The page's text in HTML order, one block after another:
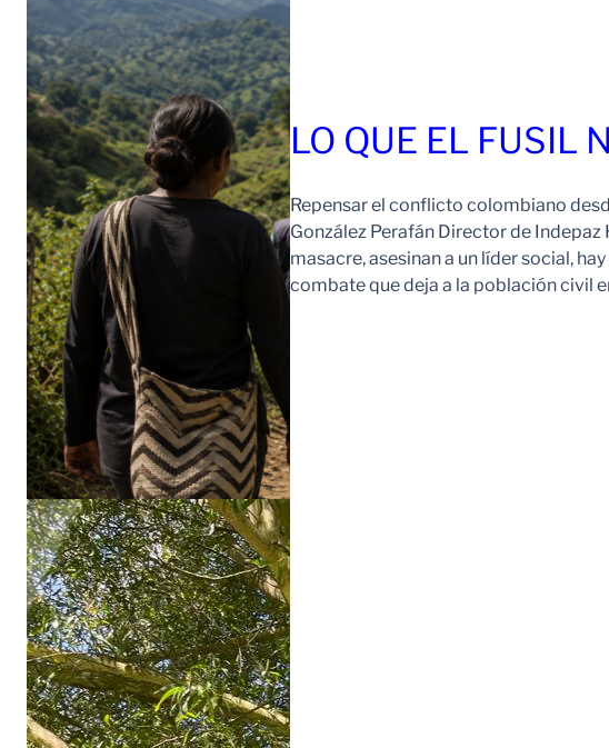
LO QUE EL FUSIL
Repensar el conflicto colombiano
González Perafán Director de Indepaz
masacre, asesinan a un líder social,
combate que deja a la población civil